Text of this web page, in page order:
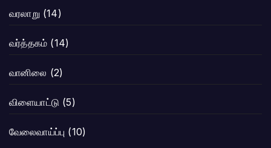
வரலாறு (14)
வர்த்தகம் (14)
வானிலை (2)
விளையாட்டு (5)
வேலைவாய்ப்பு (10)